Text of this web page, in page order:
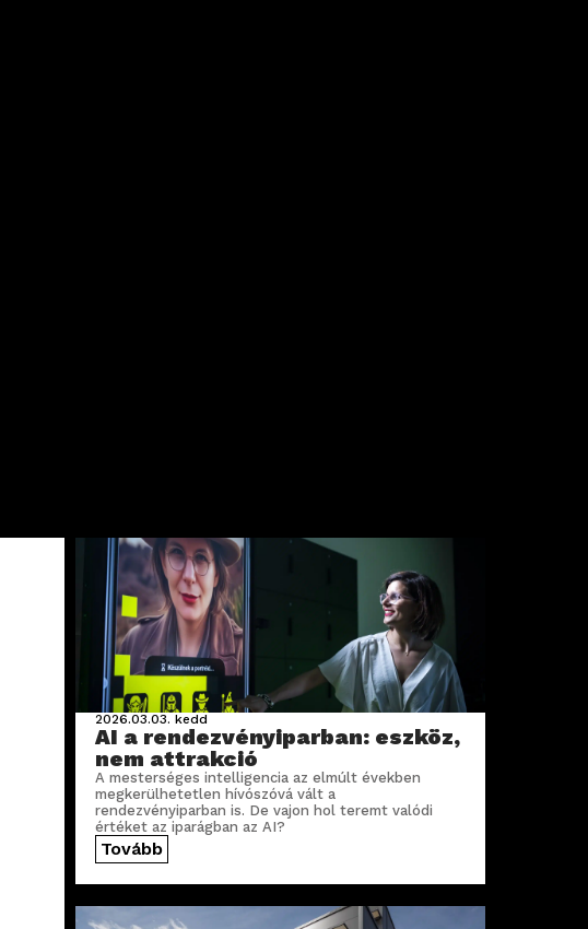
2026.03.03.kedd
AI a rendezvényiparban: eszköz,
nem attrakció
A mesterséges intelligencia az elmúlt években
megkerülhetetlen hívószóvá vált a
rendezvényiparban is. De vajon hol teremt valódi
értéket az iparágban az AI?
Tovább